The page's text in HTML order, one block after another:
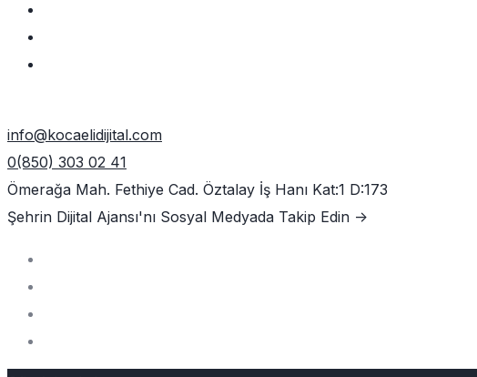
info@kocaelidijital.com
0(850) 303 02 41
Ömerağa Mah. Fethiye Cad. Öztalay İş Hanı Kat:1 D:173
Şehrin Dijital Ajansı'nı Sosyal Medyada Takip Edin ->